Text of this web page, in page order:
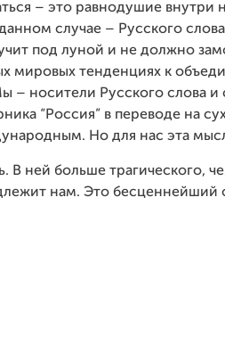
– это равнодушие внутри
случае – Русского
под луной и не должно
мировых тенденциях к
– носители Русского слова и
“Россия” в переводе на
Но для нас эта
В ней больше трагического,
нам. Это бесценнейший